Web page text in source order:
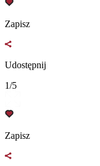
Zapisz
Udostępnij
1/5
Zapisz